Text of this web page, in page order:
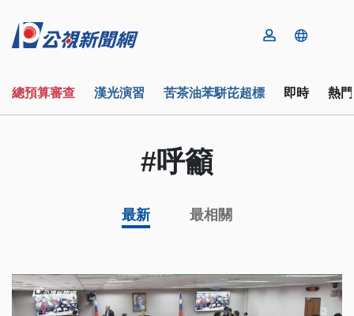
總預算審查 漢光演習 苦茶油苯駢芘超標 即時 熱
#呼籲
最新 最相關